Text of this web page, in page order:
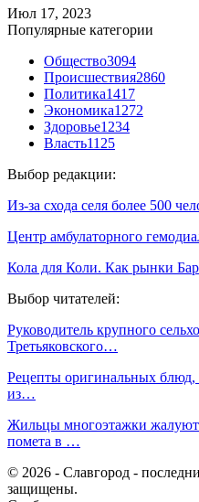
Июл 17, 2023
Популярные категории
Общество3094
Происшествия2860
Политика1417
Экономика1272
Здоровье1234
Власть1125
Выбор редакции:
Из-за схода селя более 500
Центр амбулаторного
Кола для Коли. Как рынки
Выбор читателей:
Руководитель крупного
Третьяковского…
Рецепты оригинальных
из…
Жильцы многоэтажки
помета в …
© 2026 - Славгород -
защищены.